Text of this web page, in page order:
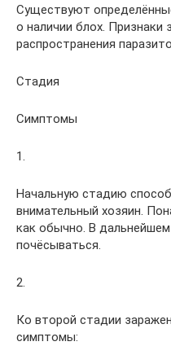
Существуют
о наличии блох. Признаки
распространения
Стадия
Симптомы
1.
Начальную стадию
внимательный хозяин.
как обычно. В
почёсываться.
2.
Ко второй стадии
симптомы: